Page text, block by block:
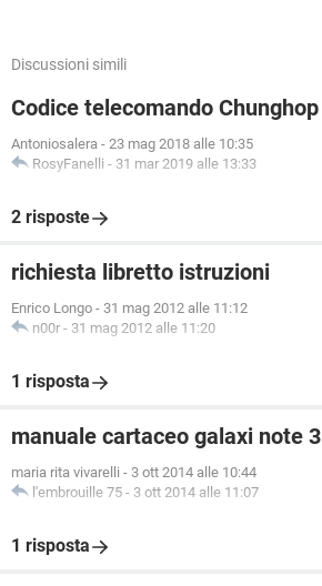
Discussioni simili
Codice telecomando Chunghop
Antoniosalera - 23 mag 2018 alle 10:35
RosyFanelli - 31 mar 2019 alle 13:33
2 risposte
richiesta libretto istruzioni
Enrico Longo - 31 mag 2012 alle 11:12
n00r - 31 mag 2012 alle 11:20
1 risposta
manuale cartaceo galaxi note 3
maria rita vivarelli - 3 ott 2014 alle 10:44
l'embrouille 75 - 3 ott 2014 alle 11:07
1 risposta